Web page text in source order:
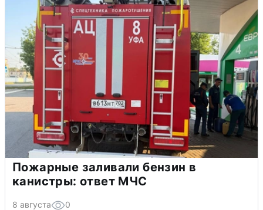
Пожарные заливали бензин в
канистры: ответ МЧС
8 августа 0